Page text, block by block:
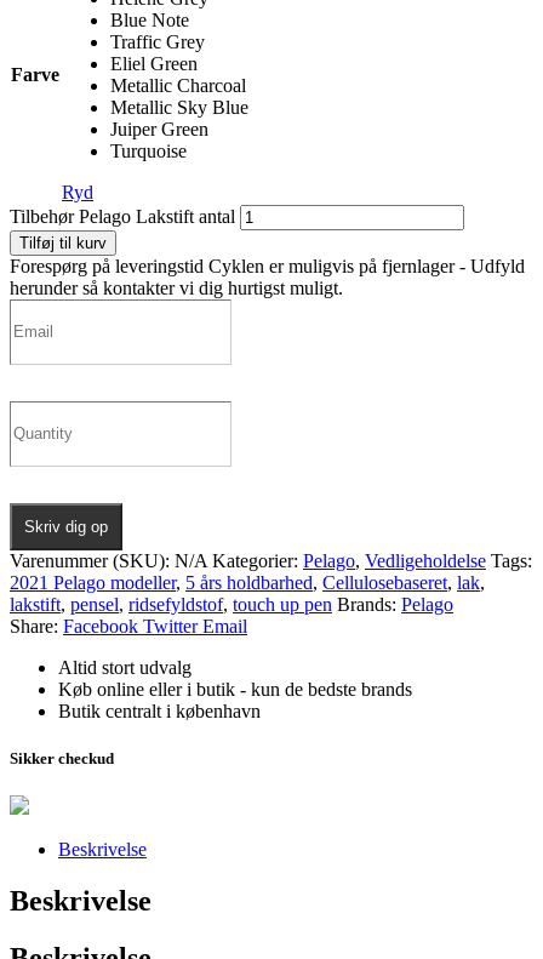
Farve
Blue Note
Traffic Grey
Eliel Green
Metallic Charcoal
Metallic Sky Blue
Juiper Green
Turquoise
Ryd
Tilbehør Pelago Lakstift antal
Tilføj til kurv
Forespørg på leveringstid Cyklen er muligvis på fjernlager - Udfyld
herunder så kontakter vi dig hurtigst muligt.
Skriv dig op
Varenummer (SKU): N/A Kategorier: Pelago, Vedligeholdelse Tags:
2021 Pelago modeller, 5 års holdbarhed, Cellulosebaseret, lak,
lakstift, pensel, ridsefyldstof, touch up pen Brands: Pelago
Share: Facebook Twitter Email
Altid stort udvalg
Køb online eller i butik - kun de bedste brands
Butik centralt i københavn
Sikker checkud
Beskrivelse
Beskrivelse